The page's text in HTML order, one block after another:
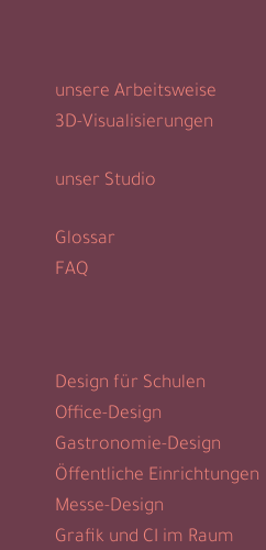
unsere Arbeitsweise
3D-Visualisierungen
unser Studio
Glossar
FAQ
Design für Schulen
Office-Design
Gastronomie-Design
Öffentliche Einrichtungen
Messe-Design
Grafik und CI im Raum